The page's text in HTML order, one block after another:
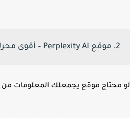
2. موقع Perplexity AI – أقوى محرك بحث ذكي
لو محتاج موقع يجمعلك المعلومات من